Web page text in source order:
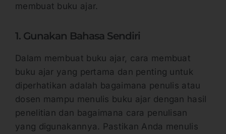
membuat buku ajar.
1. Gunakan Bahasa Sendiri
Dalam membuat buku ajar, cara membuat
buku ajar yang pertama dan penting untuk
diperhatikan adalah bagaimana penulis atau
dosen mampu menulis buku ajar dengan hasil
penelitian dan bagaimana cara penulisan
yang digunakannya. Pastikan Anda menulis